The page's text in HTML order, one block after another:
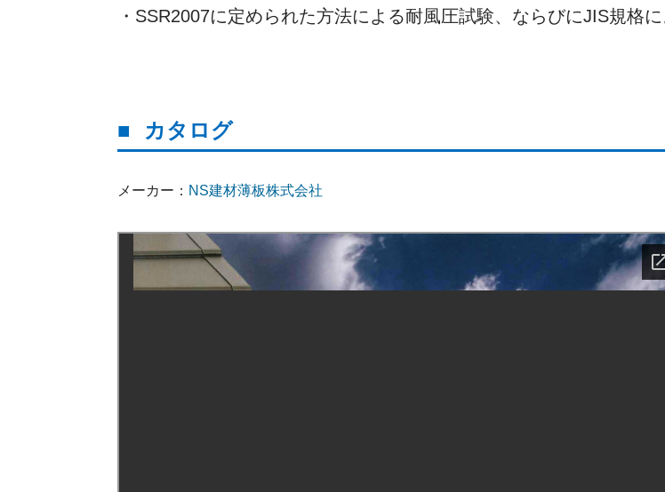
・SSR2007に定められた方法による耐風圧試験、ならびにJIS規格
カタログ
メーカー： NS建材薄板株式会社